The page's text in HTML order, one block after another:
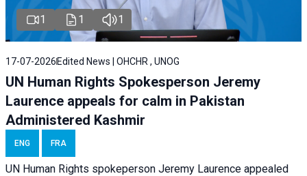
1 1 1
17-07-2026 Edited News | OHCHR , UNOG
UN Human Rights Spokesperson Jeremy
Laurence appeals for calm in Pakistan
Administered Kashmir
ENG FRA
UN Human Rights spokeperson Jeremy Laurence appealed